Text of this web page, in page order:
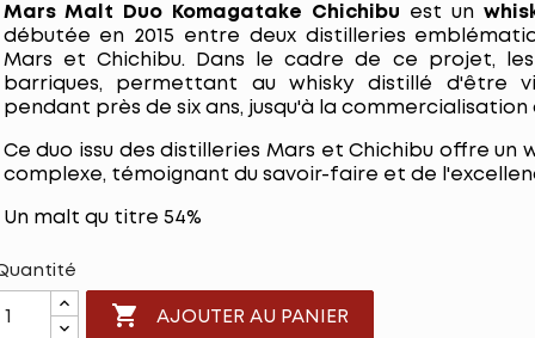
Mars Malt Duo Komagatake Chichibu est un
débutée en 2015 entre deux distilleries
Mars et Chichibu. Dans le cadre de ce projet,
barriques, permettant au whisky distillé d'être
pendant près de six ans, jusqu'à la
Ce duo issu des distilleries Mars et Chichibu offre
complexe, témoignant du savoir-faire et de
Un malt qu titre 54%
 AJOUTER AU PANIER